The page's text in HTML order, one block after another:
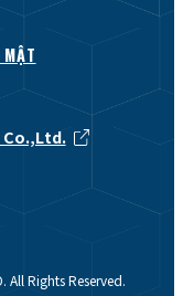
Co.,Ltd.
All Rights Reserved.